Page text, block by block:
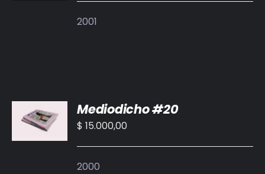
2001
AL
CARRITO
/
Mediodicho #20
$ 15.000,00
2000